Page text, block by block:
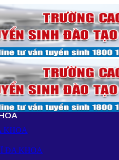
KHOA
ĐA KHOA